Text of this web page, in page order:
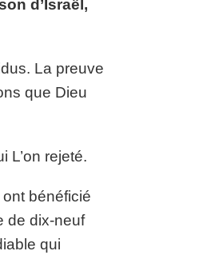
d’Israël,
La preuve
que Dieu
L’on rejeté.
bénéficié
de dix-neuf
qui